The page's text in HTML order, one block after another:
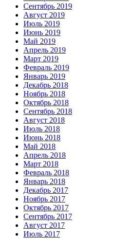
Сентябрь 2019
Август 2019
Июль 2019
Июнь 2019
Май 2019
Апрель 2019
Март 2019
Февраль 2019
Январь 2019
Декабрь 2018
Ноябрь 2018
Октябрь 2018
Сентябрь 2018
Август 2018
Июль 2018
Июнь 2018
Май 2018
Апрель 2018
Март 2018
Февраль 2018
Январь 2018
Декабрь 2017
Ноябрь 2017
Октябрь 2017
Сентябрь 2017
Август 2017
Июль 2017